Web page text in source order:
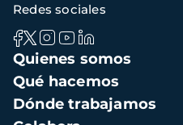
Navegación
principal
Quienes somos
Qué hacemos
Dónde trabajamos
Redes sociales